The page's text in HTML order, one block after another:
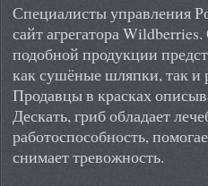
Специалисты управления
сайт агрегатора
подобной продукции
как сушёные шляпки, так
Продавцы в красках
Дескать, гриб обладает
работоспособность,
снимает тревожность.